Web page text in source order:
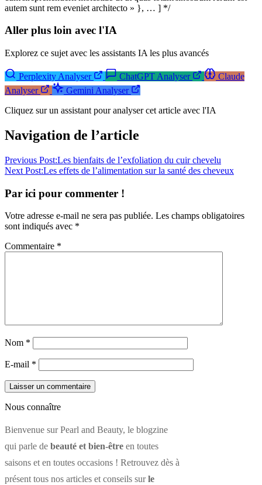
autem sunt rem eveniet architecto » }, … ] */
Aller plus loin avec l'IA
Explorez ce sujet avec les assistants IA les plus avancés
Perplexity Analyser ChatGPT Analyser
Claude
Analyser
Gemini Analyser
Cliquez sur un assistant pour analyser cet article avec l'IA
Navigation de l’article
Previous Post:Les bienfaits de l’exfoliation du cuir chevelu
Next Post:Les effets de l’alimentation sur la santé des cheveux
Par ici pour commenter !
Votre adresse e-mail ne sera pas publiée. Les champs obligatoires
sont indiqués avec *
Commentaire *
Nom *
E-mail *
Nous connaître
Bienvenue sur Pearl and Beauty, le blogzine
qui parle de beauté et bien-être en toutes
saisons et en toutes occasions ! Retrouvez dès à
présent tous nos articles et conseils surle